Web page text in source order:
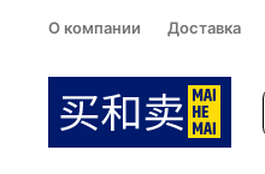
О компании Доставка